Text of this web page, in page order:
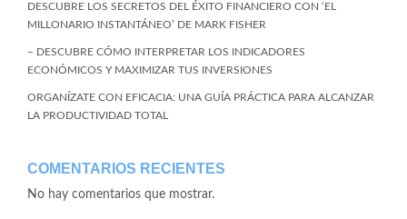
DESCUBRE LOS SECRETOS DEL ÉXITO FINANCIERO CON ‘EL
MILLONARIO INSTANTÁNEO’ DE MARK FISHER
– DESCUBRE CÓMO INTERPRETAR LOS INDICADORES
ECONÓMICOS Y MAXIMIZAR TUS INVERSIONES
ORGANÍZATE CON EFICACIA: UNA GUÍA PRÁCTICA PARA ALCANZAR
LA PRODUCTIVIDAD TOTAL
COMENTARIOS RECIENTES
No hay comentarios que mostrar.